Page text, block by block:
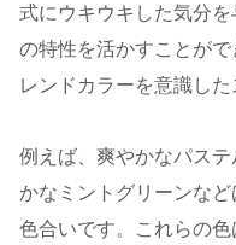
式にウキウキした気分
の特性を活かすことが
レンドカラーを意識した
例えば、爽やかなパス
かなミントグリーンな
色合いです。これらの